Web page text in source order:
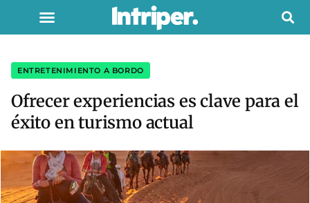
ENTRETENIMIENTO A BORDO
Ofrecer experiencias es clave para el
éxito en turismo actual